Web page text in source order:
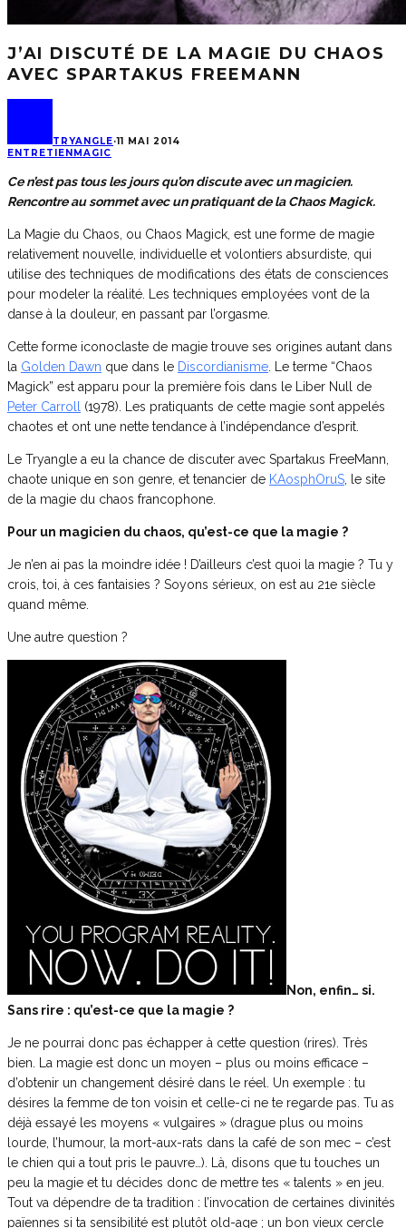
J’AI DISCUTÉ DE LA MAGIE DU CHAOS
AVEC SPARTAKUS FREEMANN
TRYANGLE·11 MAI 2014
ENTRETIEN MAGIC
Ce n’est pas tous les jours qu’on discute avec un magicien.
Rencontre au sommet avec un pratiquant de la Chaos Magick.
La Magie du Chaos, ou Chaos Magick, est une forme de magie
relativement nouvelle, individuelle et volontiers absurdiste, qui
utilise des techniques de modifications des états de consciences
pour modeler la réalité. Les techniques employées vont de la
danse à la douleur, en passant par l’orgasme.
Cette forme iconoclaste de magie trouve ses origines autant dans
la Golden Dawn que dans le Discordianisme . Le terme “Chaos
Magick” est apparu pour la première fois dans le Liber Null de
Peter Carroll
(1978). Les pratiquants de cette magie sont appelés
chaotes et ont une nette tendance à l’indépendance d’esprit.
Le Tryangle a eu la chance de discuter avec Spartakus FreeMann,
chaote unique en son genre, et tenancier de KAosphOruS , le site
de la magie du chaos francophone.
Pour un magicien du chaos, qu’est-ce que la magie ?
Je n’en ai pas la moindre idée ! D’ailleurs c’est quoi la magie ? Tu y
crois, toi, à ces fantaisies ? Soyons sérieux, on est au 21e siècle
quand même.
Une autre question ?
Non, enfin… si.
Sans rire : qu’est-ce que la magie ?
Je ne pourrai donc pas échapper à cette question (rires). Très
bien. La magie est donc un moyen – plus ou moins efficace –
d’obtenir un changement désiré dans le réel. Un exemple : tu
désires la femme de ton voisin et celle-ci ne te regarde pas. Tu as
déjà essayé les moyens « vulgaires » (drague plus ou moins
lourde, l’humour, la mort-aux-rats dans la café de son mec – c’est
le chien qui a tout pris le pauvre…). Là, disons que tu touches un
peu la magie et tu décides donc de mettre tes « talents » en jeu.
Tout va dépendre de ta tradition : l’invocation de certaines divinités
païennes si ta sensibilité est plutôt old-age ; un bon vieux cercle